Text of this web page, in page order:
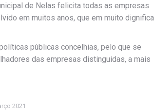
de Nelas felicita todas as empresas
em muitos anos, que em muito dignifica
públicas concelhias, pelo que se
das empresas distinguidas, a mais
2021